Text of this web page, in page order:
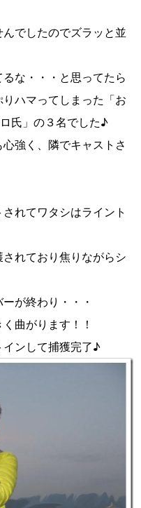
でしたのでズラッと並
な・・・と思ってたら
ハマってしまった「お
氏」の３名でした♪
強く、隣でキャストさ
れてワタシはライント
れており焦りながらシ
が終わり・・・
曲がります！！
インして捕獲完了♪